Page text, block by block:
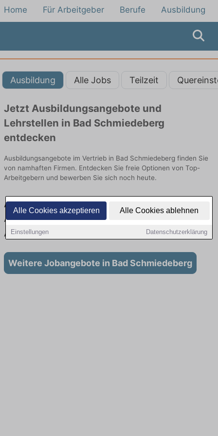
Alle Cookies akzeptieren Alle Cookies ablehnen
Einstellungen Datenschutzerklärung
Home Für Arbeitgeber Berufe Ausbildung
Ausbildung Alle Jobs Teilzeit
Jetzt Ausbildungsangebote und
Lehrstellen in Bad Schmiedeberg
entdecken
Ausbildungsangebote im Vertrieb in Bad Schmiedeberg finden Sie
von namhaften Firmen. Entdecken Sie freie Optionen von Top-
Arbeitgebern und bewerben Sie sich noch heute.
Ausbildung in Bad Schmiedeberg im Vertrieb:
Aktuell gibt es keine Stellenangebote für
Ausbildung in Bad Schmiedeberg
Weitere Jobangebote in Bad Schmiedeberg